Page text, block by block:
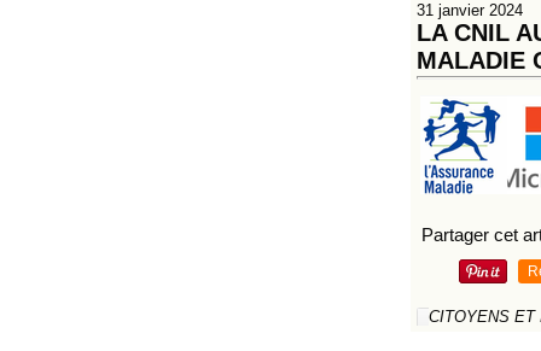
31 janvier 2024
LA CNIL
MALADIE
Partager cet
CITOYENS ET